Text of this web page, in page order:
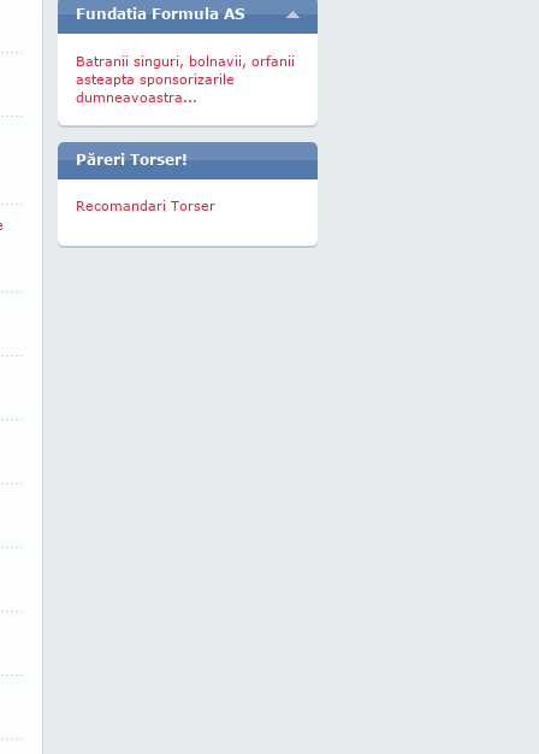
Fundatia Formula AS
Batranii singuri, bolnavii, orfanii
asteapta sponsorizarile
dumneavoastra...
Păreri Torser!
Recomandari Torser